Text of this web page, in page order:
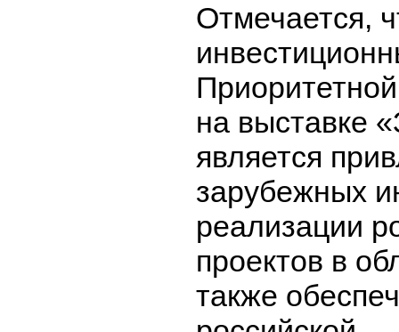
Отмечается,
на выставке
является
зарубежных
реализации
проектов в
также